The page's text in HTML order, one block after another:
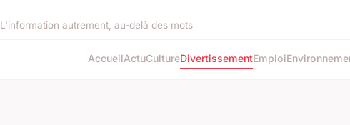
L'information autrement, au-delà des mots
AccueilActuCultureDivertissementEmploi